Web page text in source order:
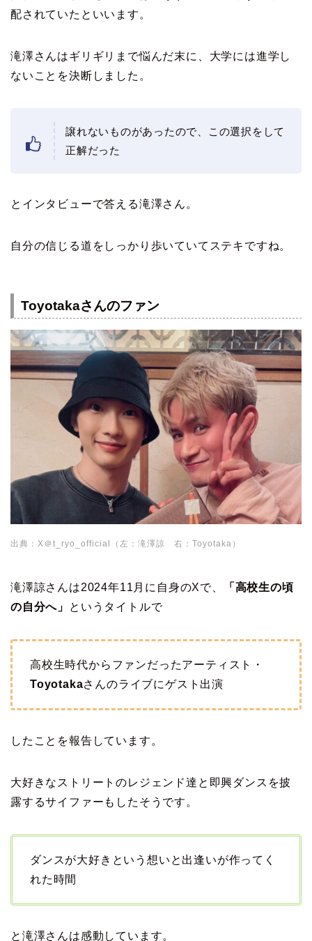
配されていたといいます。
滝澤さんはギリギリまで悩んだ末に、大学には進学し
ないことを決断しました。
譲れないものがあったので、この選択をして
正解だった
とインタビューで答える滝澤さん。
自分の信じる道をしっかり歩いていてステキですね。
Toyotakaさんのファン
出典：X＠t_ryo_official（左：滝澤諒 右：Toyotaka）
滝澤諒さんは2024年11月に自身のXで、
「高校生の頃
の自分へ」
というタイトルで
高校生時代からファンだったアーティスト・
Toyotakaさんのライブにゲスト出演
したことを報告しています。
大好きなストリートのレジェンド達と即興ダンスを披
露するサイファーもしたそうです。
ダンスが大好きという想いと出逢いが作ってく
れた時間
と滝澤さんは感動しています。